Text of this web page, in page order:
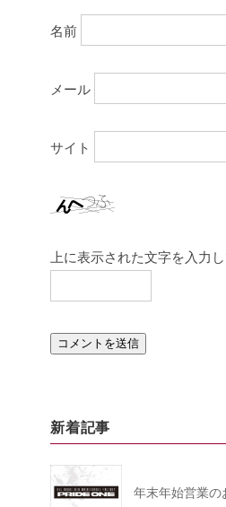
名前
メール
サイト
上に表示された文字を入力し
新着記事
年末年始営業の